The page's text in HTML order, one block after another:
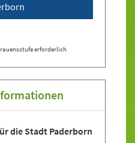
erforderlich
die Stadt Paderborn